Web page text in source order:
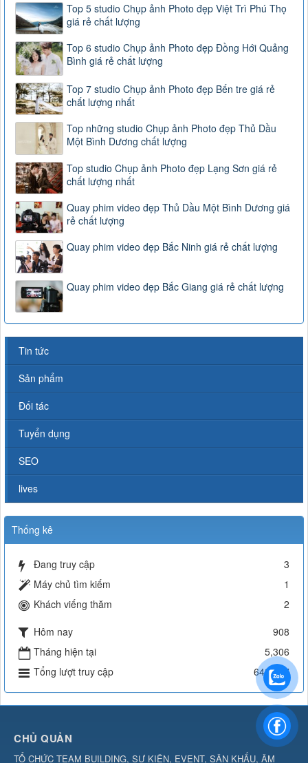
Top 5 studio Chụp ảnh Photo đẹp Việt Trì Phú Thọ
giá rẻ chất lượng
Top 6 studio Chụp ảnh Photo đẹp Đồng Hới Quảng
Bình giá rẻ chất lượng
Top 7 studio Chụp ảnh Photo đẹp Bến tre giá rẻ
chất lượng nhất
Top những studio Chụp ảnh Photo đẹp Thủ Dầu
Một Bình Dương chất lượng
Top studio Chụp ảnh Photo đẹp Lạng Sơn giá rẻ
chất lượng nhất
Quay phim video đẹp Thủ Dầu Một Bình Dương giá
rẻ chất lượng
Quay phim video đẹp Bắc Ninh giá rẻ chất lượng
Quay phim video đẹp Bắc Giang giá rẻ chất lượng
Tin tức
Sản phẩm
Đối tác
Tuyển dụng
SEO
lives
Thống kê
Đang truy cập
3
Máy chủ tìm kiếm
1
Khách viếng thăm
2
Hôm nay
908
Tháng hiện tại
5,306
Tổng lượt truy cập
642,137
CHỦ QUẢN
TỔ CHỨC TEAM BUILDING, SỰ KIỆN, EVENT, SÂN KHẤU, ÂM